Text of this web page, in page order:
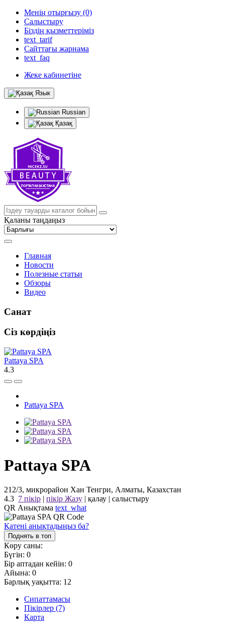
Менің отырғызу (0)
Салыстыру
Біздің қызметтеріміз
text_tarif
Сайттағы жарнама
text_faq
Жеке кабинетіне
Язык
Russian
Қазақ
Қаланы таңдаңыз
Главная
Новости
Полезные статьи
Обзоры
Видео
Санат
Сіз көрдіңіз
Pattaya SPA
4.3
Pattaya SPA
Pattaya SPA
212/3, микрорайон Хан Тенгри, Алматы, Казахстан
4.3 7 пікір | пікір Жазу | қалау | салыстыру
QR Анықтама text_what
Қатені анықтадыңыз ба?
Поднять в топ
Көру саны:
Бүгін: 0
Бір аптадан кейін: 0
Айына: 0
Барлық уақытта: 12
Сипаттамасы
Пікірлер (7)
Карта